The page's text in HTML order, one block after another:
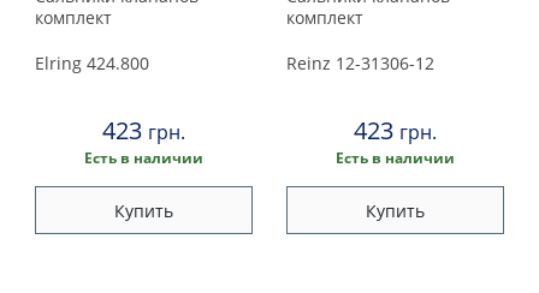
комплект
Elring 424.800
423 грн.
Есть в наличии
Купить
комплект
Reinz 12-31306-12
423 грн.
Есть в наличии
Купить